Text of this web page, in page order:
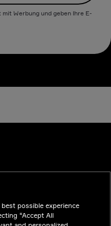
Werbung und geben Ihre E-
possible experience
“Accept All